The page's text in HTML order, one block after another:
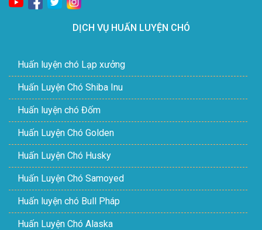
DỊCH VỤ HUẤN LUYỆN CHÓ
Huấn luyện chó Lạp xưởng
Huấn Luyện Chó Shiba Inu
Huấn luyện chó Đốm
Huấn Luyện Chó Golden
Huấn Luyện Chó Husky
Huấn Luyện Chó Samoyed
Huấn luyện chó Bull Pháp
Huấn Luyện Chó Alaska